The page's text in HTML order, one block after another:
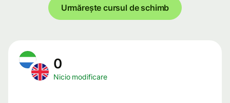
Urmărește cursul de schimb
0
Nicio modificare